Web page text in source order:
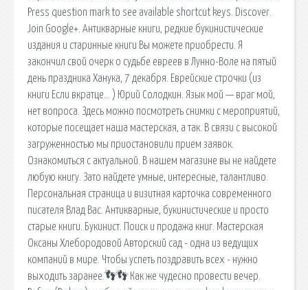
Press question mark to see available shortcut keys. Discover.
Join Google+. Антикварные книги, редкие букинистические
издания и старинные книги Вы можете приобрести. Я
закончил свой очерк о судьбе евреев в Лунно-Воле на пятый
день праздника Ханука, 7 декабря. Еврейские строчки (из
книги Если вкратце… ) Юрий Солодкин. Язык мой — враг мой,
нет вопроса. Здесь можно посмотреть снимки с мероприятий,
которые посещает наша мастерская, а так. В связи с высокой
загруженностью мы приостановили прием заявок.
Ознакомиться с актуальной. В нашем магазине вы не найдете
любую книгу. Зато найдете умные, интересные, талантливо.
Персональная страница и визитная карточка современного
писателя Влад Вас. Антикварные, букинистические и просто
старые книги. Букинист. Поиск и продажа книг. Мастерская
Оксаны Хлебородовой Авторский сад - одна из ведущих
компаний в мире. Чтобы успеть поздравить всех - нужно
выходить заранее.👣👣 Как же чудесно провести вечер.